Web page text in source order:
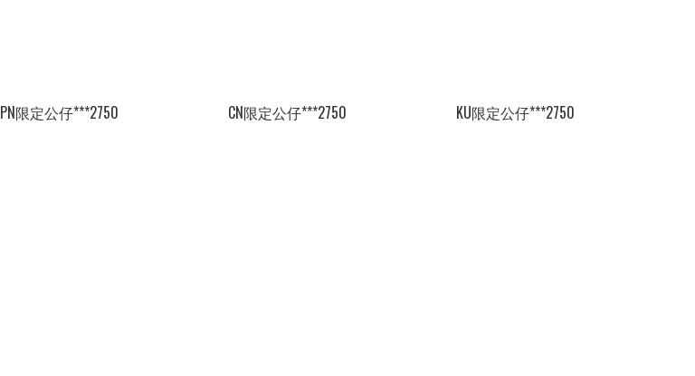
PN限定公仔***2750 CN限定公仔***2750 KU限定公仔***2750